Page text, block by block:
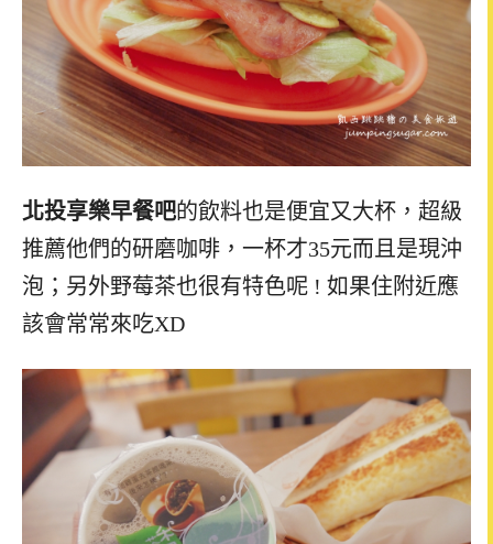
北投享樂早餐吧的飲料也是便宜又大杯，超級
推薦他們的研磨咖啡，一杯才35元而且是現沖
泡；另外野莓茶也很有特色呢 ! 如果住附近應
該會常常來吃XD